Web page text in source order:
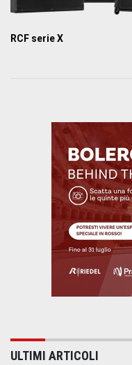
RCF serie X
ULTIMI ARTICOLI